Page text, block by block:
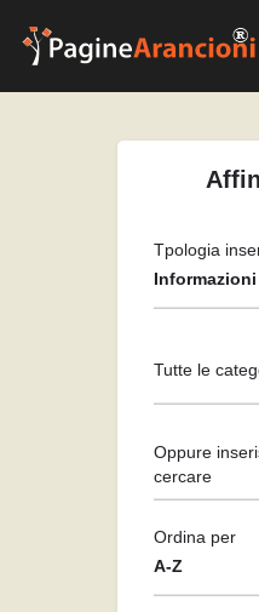
Informazioni
Tpologia
Tutte le
Oppure
cercare
A-Z
Ordina per